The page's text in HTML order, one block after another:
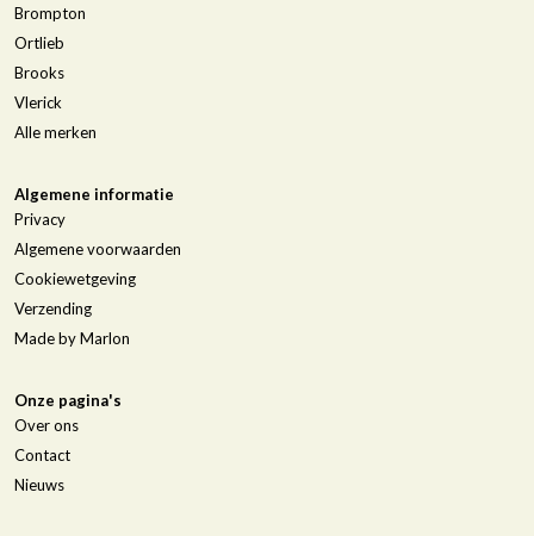
Brompton
Ortlieb
Brooks
Vlerick
Alle merken
Algemene informatie
Privacy
Algemene voorwaarden
Cookiewetgeving
Verzending
Made by Marlon
Onze pagina's
Over ons
Contact
Nieuws